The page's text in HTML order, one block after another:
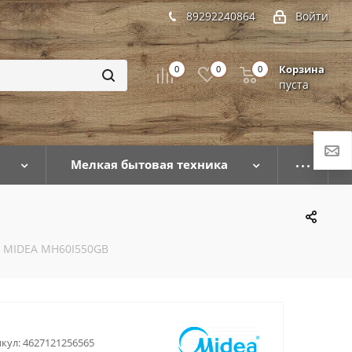
Войти
89292240864
0 0 Корзина
пуста
0
Мелкая бытовая техника
MH60I550GB
4627121256565